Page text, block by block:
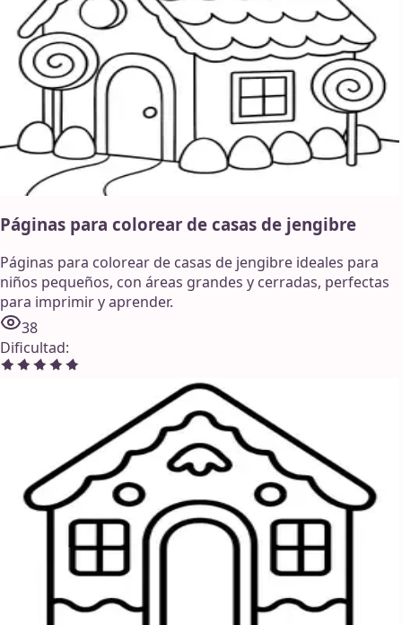
Páginas para colorear de casas de jengibre
Páginas para colorear de casas de jengibre ideales para
niños pequeños, con áreas grandes y cerradas, perfectas
para imprimir y aprender.
38
Dificultad: